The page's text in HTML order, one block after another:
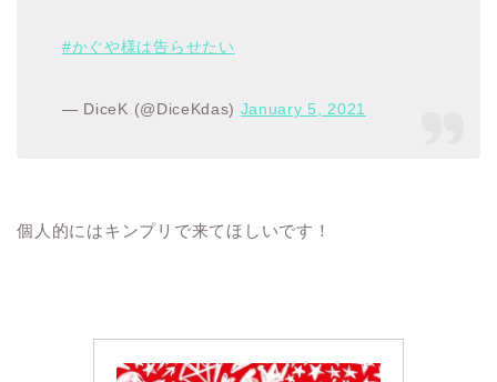
#かぐや様は告らせたい
— DiceK (@DiceKdas) January 5, 2021
個人的にはキンプリで来てほしいです！